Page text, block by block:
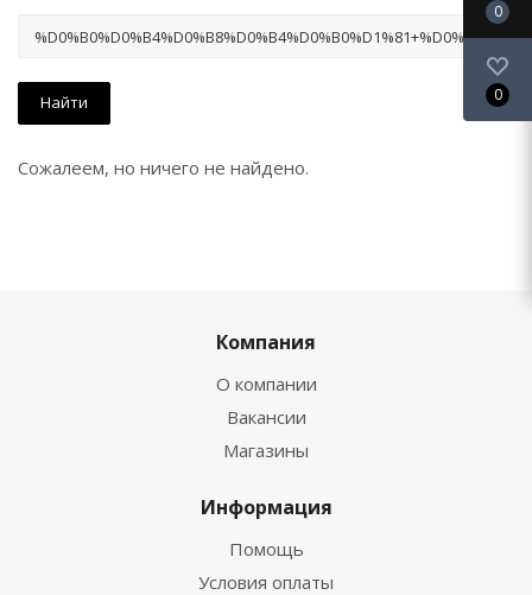
Сожалеем, но ничего не найдено.
Компания
О компании
Вакансии
Магазины
Информация
Помощь
Условия оплаты
0
0